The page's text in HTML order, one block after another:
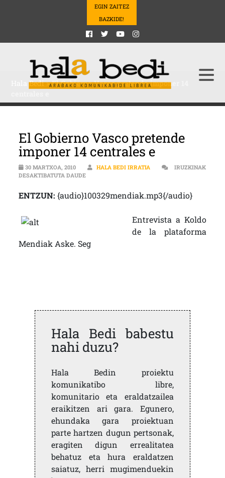
EGIN ZAITEZ
BAZKIDE!
Hala Bedi>El Gobierno Vasco pretende imponer 14
El Gobierno Vasco pretende
imponer 14 centrales e
30 MARTXOA, 2010 HALA BEDI IRRATIA
IRUZKINAK
DESAKTIBATUTA DAUDEEL GOBIERNO VASCO PRETENDE IMPONER 14
ENTZUN: {audio}100329mendiak.mp3{/audio}
Entrevista a Koldo
de la plataforma
Mendiak Aske. Seg
Hala Bedi babestu
nahi duzu?
Hala Bedin proiektu
komunikatibo libre,
komunitario eta eraldatzailea
eraikitzen ari gara. Egunero,
ehundaka gara proiektuan
parte hartzen dugun pertsonak,
eragiten digun errealitatea
behatuz eta hura eraldatzen
saiatuz, herri mugimenduekin